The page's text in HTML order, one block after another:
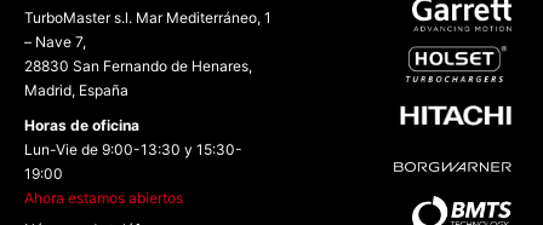
TurboMaster s.l. Mar Mediterráneo, 1
– Nave 7,
28830 San Fernando de Henares,
Madrid, España
Horas de oficina
Lun-Vie de 9:00-13:30 y 15:30-
19:00
Ahora estamos abiertos